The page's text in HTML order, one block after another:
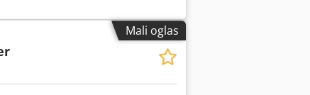
Mali oglas